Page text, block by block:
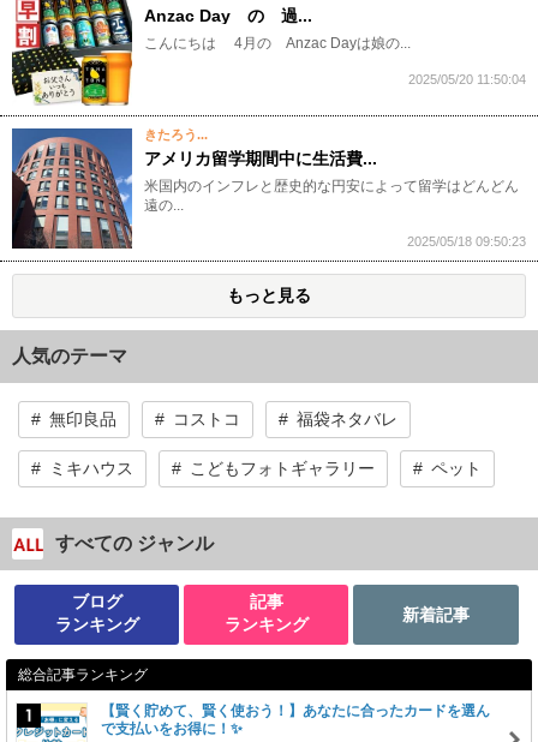
Anzac Day の 過...
こんにちは 4月の Anzac Dayは娘の...
2025/05/20 11:50:04
きたろう...
アメリカ留学期間中に生活費...
米国内のインフレと歴史的な円安によって留学はどんどん
遠の...
2025/05/18 09:50:23
もっと見る
人気のテーマ
無印良品 コストコ 福袋ネタバレ
ミキハウス こどもフォトギャラリー ペット
すべての ジャンル
ブログ
ランキング
記事
ランキング
新着記事
総合記事ランキング
【賢く貯めて、賢く使おう！】あなたに合ったカードを選ん
で支払いをお得に！✨